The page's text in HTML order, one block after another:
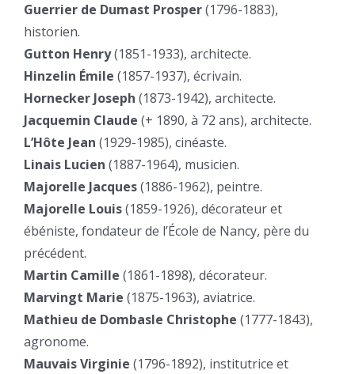
Guerrier de Dumast Prosper(1796-1883),
historien.
Gutton Henry(1851-1933), architecte.
Hinzelin Émile (1857-1937), écrivain.
Hornecker Joseph (1873-1942), architecte.
Jacquemin Claude (+ 1890, à 72 ans), architecte.
L’Hôte Jean (1929-1985), cinéaste.
Linais Lucien (1887-1964), musicien.
Majorelle Jacques(1886-1962), peintre.
Majorelle Louis(1859-1926), décorateur et
ébéniste, fondateur de l’École de Nancy, père du
précédent.
Martin Camille (1861-1898), décorateur.
Marvingt Marie (1875-1963), aviatrice.
Mathieu de Dombasle Christophe (1777-1843),
agronome.
Mauvais Virginie (1796-1892), institutrice et